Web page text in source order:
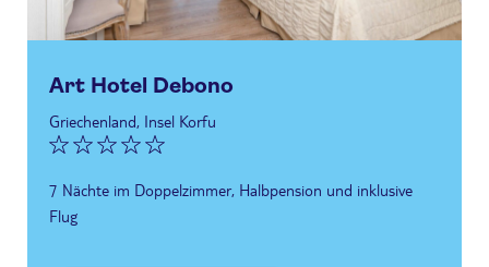
Art Hotel Debono
Griechenland, Insel Korfu
7 Nächte im Doppelzimmer, Halbpension und inklusive
Flug